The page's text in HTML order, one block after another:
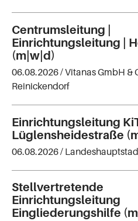
Centrumsleitung |
Einrichtungsleitung |
(m|w|d)
06.08.2026 /Vitanas GmbH &
Reinickendorf
Einrichtungsleitung
Lüglensheidestraße
06.08.2026 /
Stellvertretende
Einrichtungsleitung
Eingliederungshilfe